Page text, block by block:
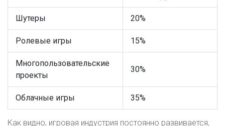
Шутеры 20%
Ролевые игры 15%
Многопользовательские
проекты
30%
Облачные игры 35%
Как видно, игровая индустрия постоянно развивается,